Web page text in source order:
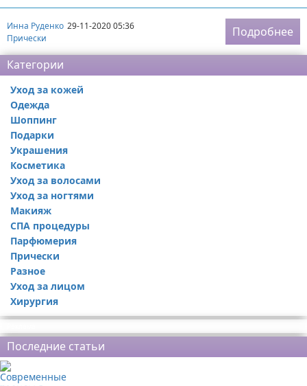
Инна Руденко 29-11-2020 05:36
Прически
Подробнее
Категории
Уход за кожей
Одежда
Шоппинг
Подарки
Украшения
Косметика
Уход за волосами
Уход за ногтями
Макияж
СПА процедуры
Парфюмерия
Прически
Разное
Уход за лицом
Хирургия
Последние статьи